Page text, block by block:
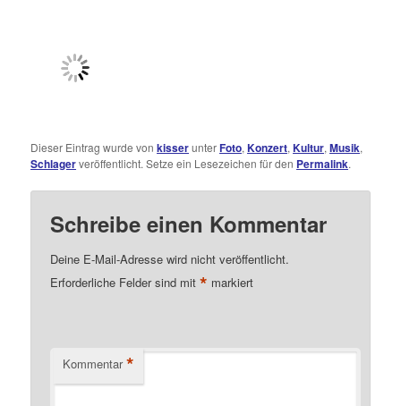
Dieser Eintrag wurde vonkisserunterFoto,Konzert,Kultur,Musik,
Schlagerveröffentlicht. Setze ein Lesezeichen für den Permalink.
Schreibe einen Kommentar
Deine E-Mail-Adresse wird nicht veröffentlicht.
Erforderliche Felder sind mit* markiert
Kommentar *